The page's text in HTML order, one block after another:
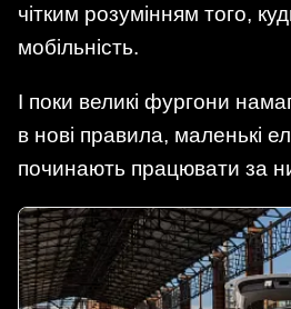
чітким розумінням того,
мобільність.
І поки великі фургони
в нові правила, маленькі
починають працювати за